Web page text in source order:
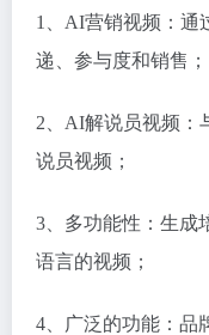
1、AI营销视频：通
递、参与度和销售；
2、AI解说员视频：
说员视频；
3、多功能性：生成
语言的视频；
4、广泛的功能：品